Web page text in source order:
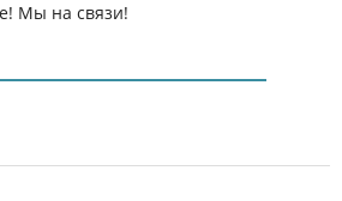
Мы на связи!